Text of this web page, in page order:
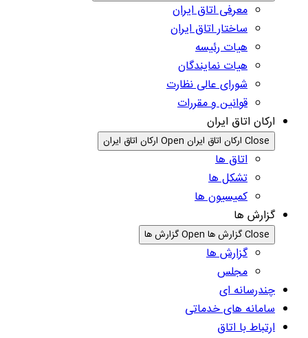
معرفی اتاق ایران
ساختار اتاق ایران
هیات رئیسه
هیات نمایندگان
شورای عالی نظارت
قوانین و مقررات
ارکان اتاق ایران
Close ارکان اتاق ایران Open ارکان اتاق ایران
اتاق ها
تشکل ها
کمیسیون ها
گزارش ها
Close گزارش ها Open گزارش ها
گزارش ها
مجلس
چندرسانه ای
سامانه های خدماتی
ارتباط با اتاق